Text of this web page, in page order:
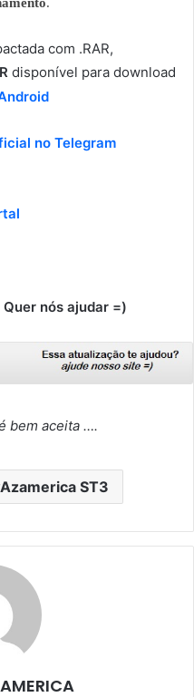
com .RAR,
disponível para download
no Telegram
nós ajudar =)
bem aceita ….
Azamerica ST3